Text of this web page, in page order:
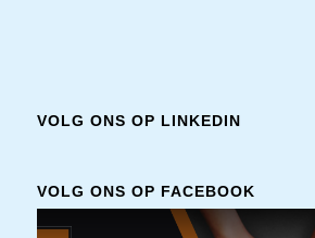
VOLG ONS OP LINKEDIN
VOLG ONS OP FACEBOOK